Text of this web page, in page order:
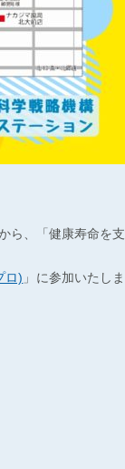
ら、「健康寿命を支
ロ) 」に参加いたしま